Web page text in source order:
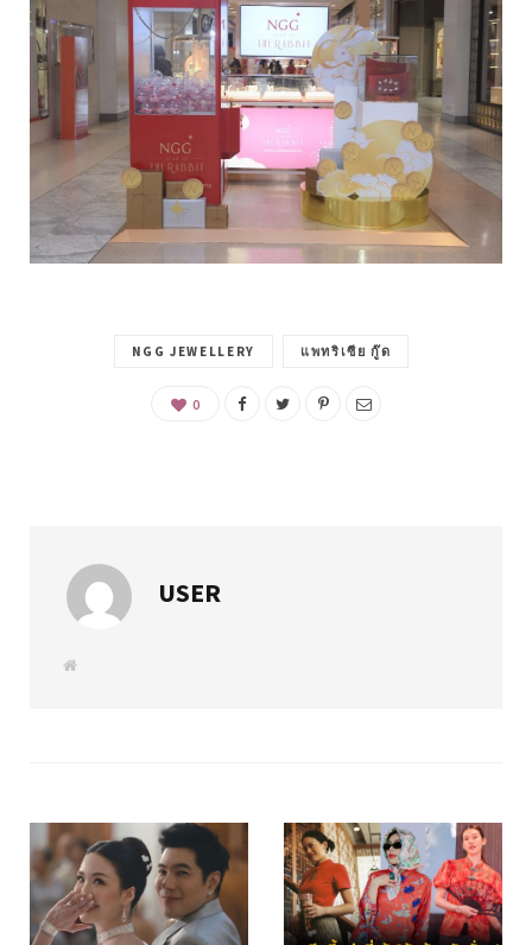
NGG JEWELLERY แพทริเซีย กู๊ด
0
USER
W